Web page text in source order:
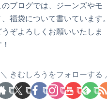
のブログでは、ジーンズやモ
、福袋について書いています。
うぞよろしくお願いいたしま
きむしろうをフォローする